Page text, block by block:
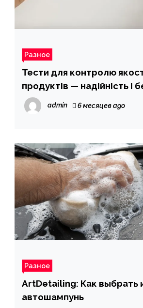
Разное
Тести для контролю
продуктів — надійність і
кожному вимірюванні
admin 6 месяцев ago
Разное
ArtDetailing: Как выбрать
автошампунь